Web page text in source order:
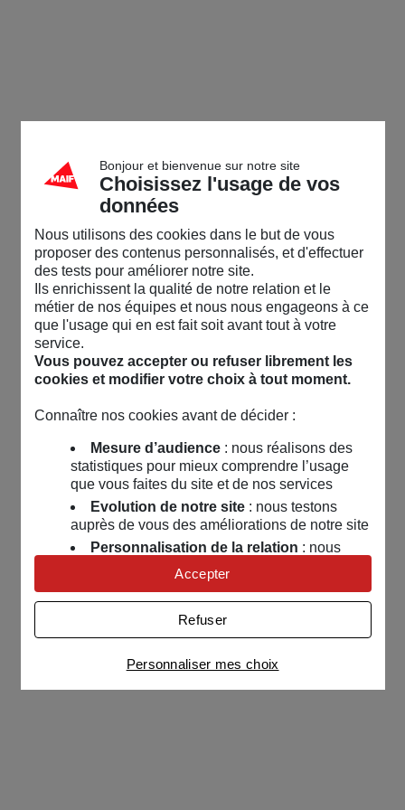
Bonjour et bienvenue sur notre site
Choisissez l'usage de vos
données
Nous utilisons des cookies dans le but de vous
proposer des contenus personnalisés, et d'effectuer
des tests pour améliorer notre site.
Ils enrichissent la qualité de notre relation et le
métier de nos équipes et nous nous engageons à ce
que l'usage qui en est fait soit avant tout à votre
service.
Vous pouvez accepter ou refuser librement les
cookies et modifier votre choix à tout moment.
Connaître nos cookies avant de décider :
Mesure d’audience: nous réalisons des
statistiques pour mieux comprendre l’usage
que vous faites du site et de nos services
Evolution de notre site: nous testons
auprès de vous des améliorations de notre site
Personnalisation de la relation : nous
nous servons de cookies pour adapter nos
contenus et personnaliser nos offres
Univers publicitaire: nous utilisons avec
nos partenaires des cookies pour afficher des
publicités personnalisées
Connaître notre politique cookies et la liste de nos
partenaires
Personnaliser mes choix
Refuser
Accepter